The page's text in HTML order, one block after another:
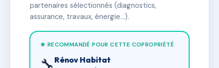
partenaires sélectionnés (diagnostics,
assurance, travaux, énergie…).
★ RECOMMANDÉ POUR CETTE COPROPRIÉTÉ
Rénov Habitat